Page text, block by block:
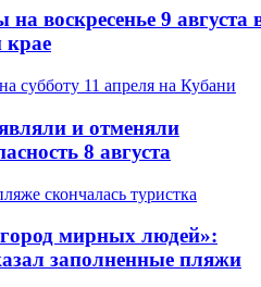
воскресенье 9 августа
крае
и отменяли
8 августа
мирных людей»:
заполненные пляжи